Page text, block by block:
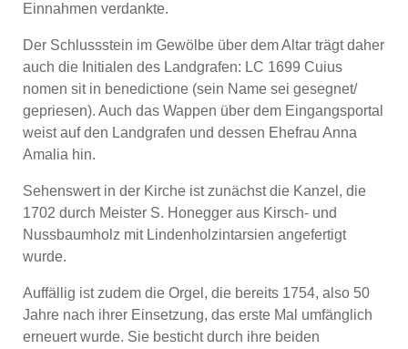
Einnahmen verdankte.
Der Schlussstein im Gewölbe über dem Altar trägt daher
auch die Initialen des Landgrafen: LC 1699 Cuius
nomen sit in benedictione (sein Name sei gesegnet/
gepriesen). Auch das Wappen über dem Eingangsportal
weist auf den Landgrafen und dessen Ehefrau Anna
Amalia hin.
Sehenswert in der Kirche ist zunächst die Kanzel, die
1702 durch Meister S. Honegger aus Kirsch- und
Nussbaumholz mit Lindenholzintarsien angefertigt
wurde.
Auffällig ist zudem die Orgel, die bereits 1754, also 50
Jahre nach ihrer Einsetzung, das erste Mal umfänglich
erneuert wurde. Sie besticht durch ihre beiden